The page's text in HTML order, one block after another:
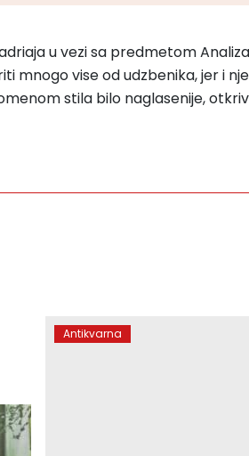
u vezi sa predmetom
vise od udzbenika, jer i
stila bilo naglasenije,
Antikvarna